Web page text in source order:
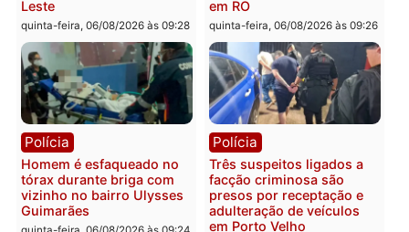
quinta-feira, 06/08/2026 às
Polícia
Policiais militares
recuperam moto furtada e
prendem trio na zona
Leste
Polícia
Jovem é encontrado
na Rua dos Cravos e
é investigado pela
em RO